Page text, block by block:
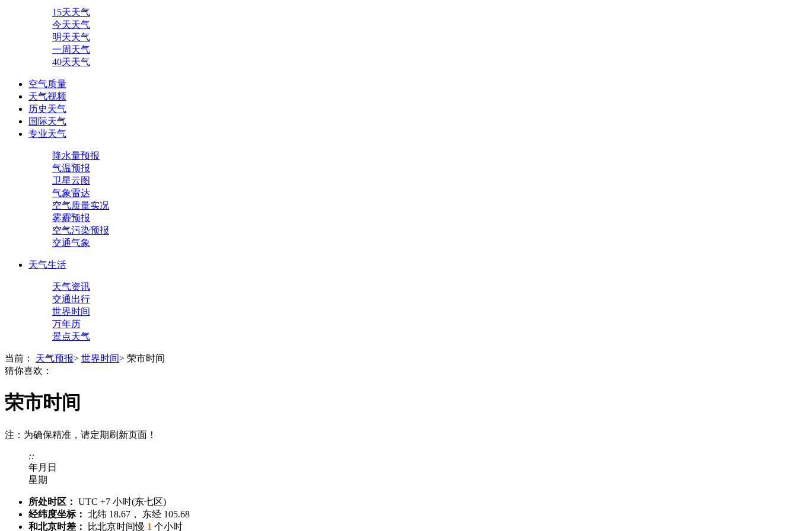
15天天气
今天天气
明天天气
一周天气
40天天气
空气质量
天气视频
历史天气
国际天气
专业天气
降水量预报
气温预报
卫星云图
气象雷达
空气质量实况
雾霾预报
空气污染预报
交通气象
天气生活
天气资讯
交通出行
世界时间
万年历
景点天气
当前： 天气预报> 世界时间> 荣市时间
猜你喜欢：
荣市时间
注：为确保精准，请定期刷新页面！
::
年月 日
星期
所处时区： UTC +7 小时(东七区)
经纬度坐标： 北纬 18.67， 东经 105.68
和北京时差：
比北京时间慢 1 个小时